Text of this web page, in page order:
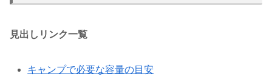
見出しリンク一覧
キャンプで必要な容量の目安